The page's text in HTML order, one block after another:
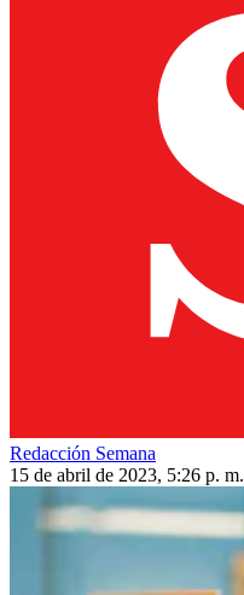
Redacción Semana
15 de abril de 2023, 5:26 p. m.